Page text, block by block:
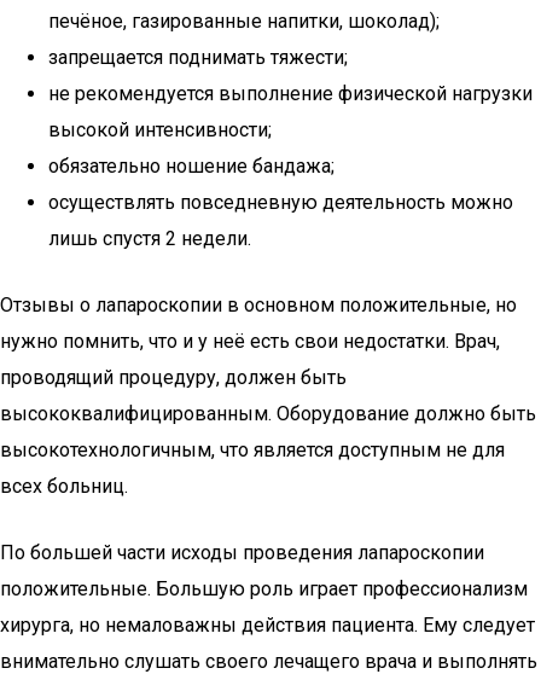
печёное, газированные напитки, шоколад);
запрещается поднимать тяжести;
не рекомендуется выполнение физической нагрузки
высокой интенсивности;
обязательно ношение бандажа;
осуществлять повседневную деятельность можно
лишь спустя 2 недели.
Отзывы о лапароскопии в основном положительные, но
нужно помнить, что и у неё есть свои недостатки. Врач,
проводящий процедуру, должен быть
высококвалифицированным. Оборудование должно быть
высокотехнологичным, что является доступным не для
всех больниц.
По большей части исходы проведения лапароскопии
положительные. Большую роль играет профессионализм
хирурга, но немаловажны действия пациента. Ему следует
внимательно слушать своего лечащего врача и выполнять